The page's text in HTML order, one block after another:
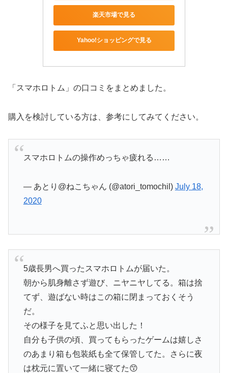
楽天市場で見る
Yahoo!ショッピングで見る
「スマホロトム」の口コミをまとめました。
購入を検討している方は、参考にしてみてください。
スマホロトムの操作めっちゃ疲れる……
— あとり@ねこちゃん (@atori_tomochil) July 18,
2020
5歳長男へ買ったスマホロトムが届いた。
朝から肌身離さず遊び、ニヤニヤしてる。箱は捨
てず、遊ばない時はこの箱に閉まっておくそう
だ。
その様子を見てふと思い出した！
自分も子供の頃、買ってもらったゲームは嬉しさ
のあまり箱も包装紙も全て保管してた。さらに夜
は枕元に置いて一緒に寝てた😙